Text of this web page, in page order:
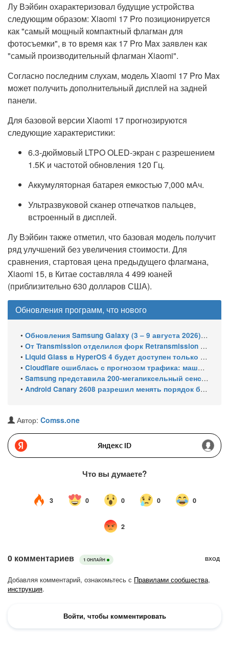
Лу Вэйбин охарактеризовал будущие устройства
следующим образом: Xiaomi 17 Pro позиционируется
как "самый мощный компактный флагман для
фотосъемки", в то время как 17 Pro Max заявлен как
"самый производительный флагман Xiaomi".
Согласно последним слухам, модель Xiaomi 17 Pro Max
может получить дополнительный дисплей на задней
панели.
Для базовой версии Xiaomi 17 прогнозируются
следующие характеристики:
6.3-дюймовый LTPO OLED-экран с разрешением
1.5K и частотой обновления 120 Гц.
Аккумуляторная батарея емкостью 7,000 мАч.
Ультразвуковой сканер отпечатков пальцев,
встроенный в дисплей.
Лу Вэйбин также отметил, что базовая модель получит
ряд улучшений без увеличения стоимости. Для
сравнения, стартовая цена предыдущего флагмана,
Xiaomi 15, в Китае составляла 4 499 юаней
(приблизительно 630 долларов США).
Обновления программ, что нового
• Обновления Samsung Galaxy (3 – 9 августа 2026): Подготовка One UI 9 Beta 5 и июльский патч для бюджетных смартфонов
• От Transmission отделился форк Retransmission из-за спора мейнтейнеров
• Liquid Glass в HyperOS 4 будет доступен только на флагманских чипсетах
• Cloudflare ошиблась с прогнозом трафика: машины обошли людей в мае 2026
• Samsung представила 200-мегапиксельный сенсор ISOCELL HPC с DeepPix
• Android Canary 2608 разрешил менять порядок блоков шторки
Автор: Comss.one